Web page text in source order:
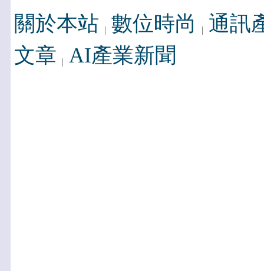
關於本站 數位時尚
通訊
文章 AI產業新聞